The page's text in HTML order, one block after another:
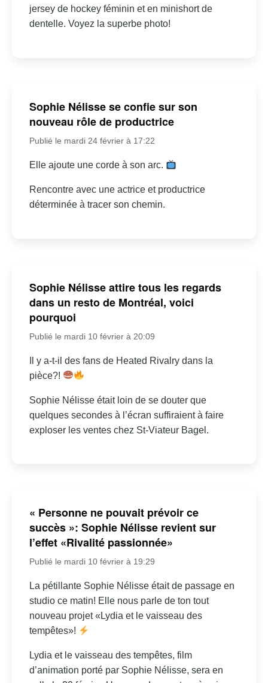
jersey de hockey féminin et en minishort de
dentelle. Voyez la superbe photo!
Sophie Nélisse se confie sur son
nouveau rôle de productrice
Publié le mardi 24 février à 17:22
Elle ajoute une corde à son arc.
Rencontre avec une actrice et productrice
déterminée à tracer son chemin.
Sophie Nélisse attire tous les regards
dans un resto de Montréal, voici
pourquoi
Publié le mardi 10 février à 20:09
Il y a-t-il des fans de Heated Rivalry dans la
pièce?!
Sophie Nélisse était loin de se douter que
quelques secondes à l’écran suffiraient à faire
exploser les ventes chez St-Viateur Bagel.
« Personne ne pouvait prévoir ce
succès »: Sophie Nélisse revient sur
l’effet «Rivalité passionnée»
Publié le mardi 10 février à 19:29
La pétillante Sophie Nélisse était de passage en
studio ce matin! Elle nous parle de ton tout
nouveau projet «Lydia et le vaisseau des
tempêtes»!
Lydia et le vaisseau des tempêtes, film
d’animation porté par Sophie Nélisse, sera en